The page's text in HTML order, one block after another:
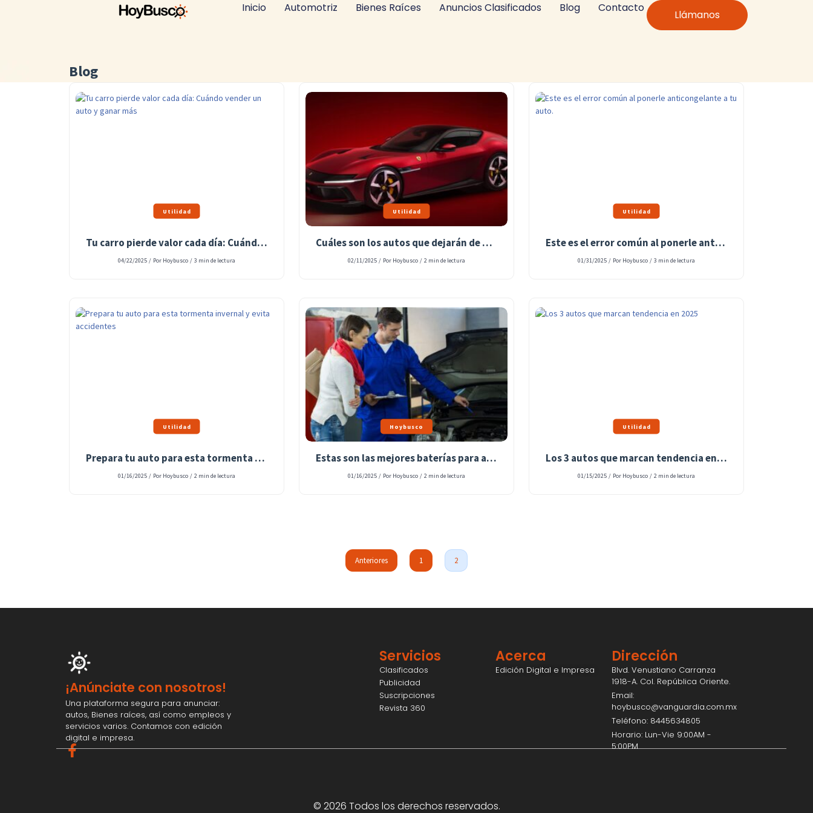
Inicio Automotriz Bienes Raíces Anuncios Clasificados Blog Contacto
Llámanos
Blog
Utilidad
Tu carro pierde valor cada día: Cuándo vender un auto y ganar más
04/22/2025 / Por Hoybusco / 3 min de lectura
Utilidad
Cuáles son los autos que dejarán de pagar el impuesto al lujo y bajarían de precio en febrero.
02/11/2025 / Por Hoybusco / 2 min de lectura
Utilidad
Este es el error común al ponerle anticongelante a tu auto.
01/31/2025 / Por Hoybusco / 3 min de lectura
Utilidad
Prepara tu auto para esta tormenta invernal y evita accidentes
01/16/2025 / Por Hoybusco / 2 min de lectura
Hoybusco
Estas son las mejores baterías para auto, según el ChatGPT
01/16/2025 / Por Hoybusco / 2 min de lectura
Utilidad
Los 3 autos que marcan tendencia en 2025
01/15/2025 / Por Hoybusco / 2 min de lectura
Anteriores 1 2
¡Anúnciate con nosotros!
Una plataforma segura para anunciar:
autos, Bienes raíces, así como empleos y
servicios varios. Contamos con edición
digital e impresa.
Servicios
Clasificados
Publicidad
Suscripciones
Revista 360
Acerca
Edición Digital e Impresa
Dirección
Blvd. Venustiano Carranza
1918-A. Col. República Oriente.
Email:
hoybusco@vanguardia.com.mx
Teléfono: 8445634805
Horario: Lun-Vie 9:00AM -
5:00PM
© 2026 Todos los derechos reservados.